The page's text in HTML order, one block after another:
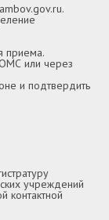
.
приема.
ОМС или через
и подтвердить
учреждений
контактной